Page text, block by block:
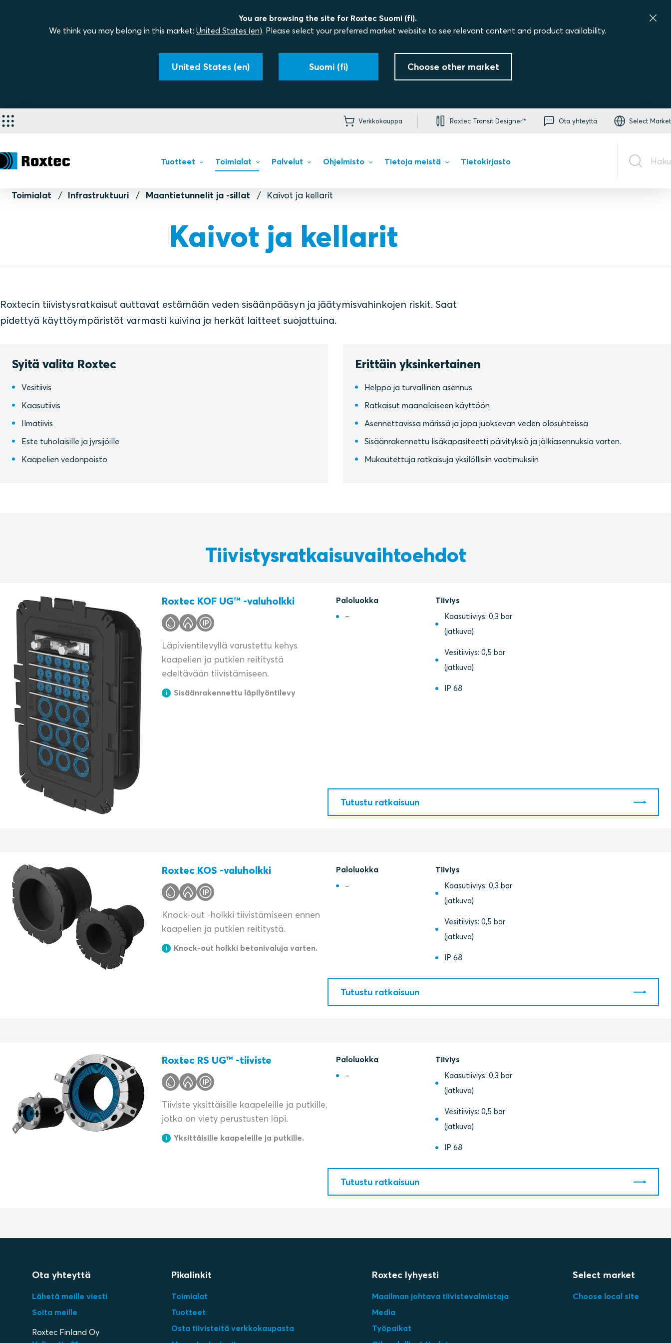
You are browsing the site for Roxtec Suomi (fi).
We think you may belong in this market: United States (en). Please select your preferred market website to see relevant content and product availability.
United States (en) Suomi (fi) Choose other market
Verkkokauppa Roxtec Transit Designer™ Ota yhteyttä Select Market
Tuotteet Toimialat Palvelut Ohjelmisto Tietoja meistä Tietokirjasto Haku
Toimialat Infrastruktuuri Maantietunnelit ja -sillat Kaivot ja kellarit
Kaivot ja kellarit
Roxtecin tiivistysratkaisut auttavat estämään veden sisäänpääsyn ja jäätymisvahinkojen riskit. Saat
pidettyä käyttöympäristöt varmasti kuivina ja herkät laitteet suojattuina.
Syitä valita Roxtec
Vesitiivis
Kaasutiivis
Ilmatiivis
Este tuholaisille ja jyrsijöille
Kaapelien vedonpoisto
Erittäin yksinkertainen
Helppo ja turvallinen asennus
Ratkaisut maanalaiseen käyttöön
Asennettavissa märissä ja jopa juoksevan veden olosuhteissa
Sisäänrakennettu lisäkapasiteetti päivityksiä ja jälkiasennuksia varten.
Mukautettuja ratkaisuja yksilöllisiin vaatimuksiin
Tiivistysratkaisuvaihtoehdot
Roxtec KOF UG™ -valuholkki
Läpivientilevyllä varustettu kehys
kaapelien ja putkien reititystä
edeltävään tiivistämiseen.
Sisäänrakennettu läpilyöntilevy
Paloluokka
–
Tiiviys
Kaasutiiviys: 0,3 bar
(jatkuva)
Vesitiiviys: 0,5 bar
(jatkuva)
IP 68
Tutustu ratkaisuun
Roxtec KOS ‑valuholkki
Knock-out -holkki tiivistämiseen ennen
kaapelien ja putkien reititystä.
Knock-out holkki betonivaluja varten.
Paloluokka
–
Tiiviys
Kaasutiiviys: 0,3 bar
(jatkuva)
Vesitiiviys: 0,5 bar
(jatkuva)
IP 68
Tutustu ratkaisuun
Roxtec RS UG™ ‑tiiviste
Tiiviste yksittäisille kaapeleille ja putkille,
jotka on viety perustusten läpi.
Yksittäisille kaapeleille ja putkille.
Paloluokka
–
Tiiviys
Kaasutiiviys: 0,3 bar
(jatkuva)
Vesitiiviys: 0,5 bar
(jatkuva)
IP 68
Tutustu ratkaisuun
Ota yhteyttä
Lähetä meille viesti
Soita meille
Roxtec Finland Oy
Pikalinkit
Toimialat
Tuotteet
Osta tiivisteitä verkkokaupasta
Roxtec lyhyesti
Maailman johtava tiivistevalmistaja
Media
Työpaikat
Select market
Choose local site